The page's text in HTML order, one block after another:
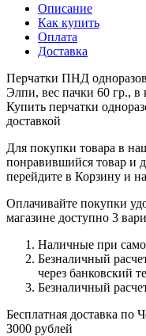
Описание
Как купить
Оплата
Доставка
Перчатки ПНД
Элпи, вес пачки 60 гр., в
Купить перчатки
доставкой
Для покупки товара в
понравившийся товар и
перейдите в Корзину и
Оплачивайте покупки
магазине доступно 3
Наличные при
Безналичный
через банковский
Безналичный
Бесплатная доставка по
3000 рублей